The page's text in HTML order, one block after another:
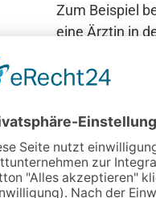
Zum Beispiel
eine Ärztin in
ausgewogen
Patienten ist
vertragen
die (deutlich